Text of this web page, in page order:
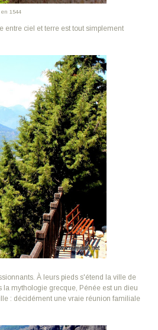
1544
entre ciel et terre est tout simplement
À leurs pieds s'étend la ville de
mythologie grecque, Pénée est un dieu
: décidément une vraie réunion familiale